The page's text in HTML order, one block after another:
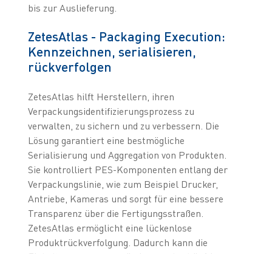
bis zur Auslieferung.
ZetesAtlas - Packaging Execution:
Kennzeichnen, serialisieren,
rückverfolgen
ZetesAtlas hilft Herstellern, ihren
Verpackungsidentifizierungsprozess zu
verwalten, zu sichern und zu verbessern. Die
Lösung garantiert eine bestmögliche
Serialisierung und Aggregation von Produkten.
Sie kontrolliert PES-Komponenten entlang der
Verpackungslinie, wie zum Beispiel Drucker,
Antriebe, Kameras und sorgt für eine bessere
Transparenz über die Fertigungsstraßen.
ZetesAtlas ermöglicht eine lückenlose
Produktrückverfolgung. Dadurch kann die